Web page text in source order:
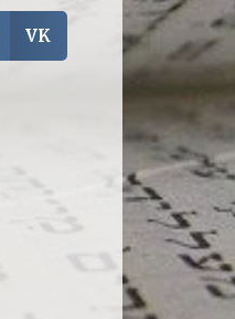
VK